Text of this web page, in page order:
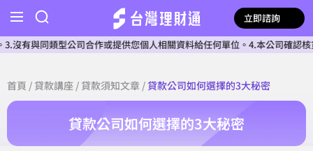
立即諮詢
司合作或提供您個人相關資料給任何單位。4.本公司確認核貸前不會收
首頁 / 貸款講座 / 貸款須知文章 /貸款公司如何選擇的3大秘密
貸款公司如何選擇的3大秘密